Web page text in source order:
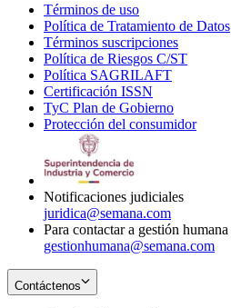
Términos de uso
in
new
window
Política de Tratamiento de Datos
Términos suscripciones
in
Política de Riesgos C/ST
Política SAGRILAFT
new
window
Certificación ISSN
in
new
TyC Plan de Gobierno
in
Protección del consumidorOpens
Notificaciones judiciales
juridica@semana.com
Para contactar a gestión humana
gestionhumana@semana.com
Contáctenos